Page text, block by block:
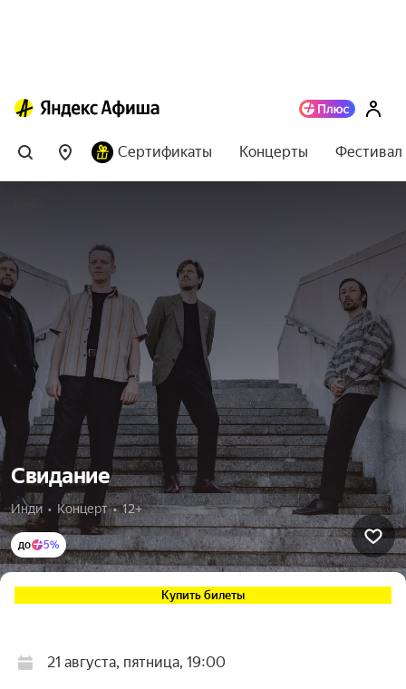
Сертификаты Концерты
Свидание
Инди  •  Концерт  •  12+
до 5%
Купить билеты
21 августа, пятница, 19:00